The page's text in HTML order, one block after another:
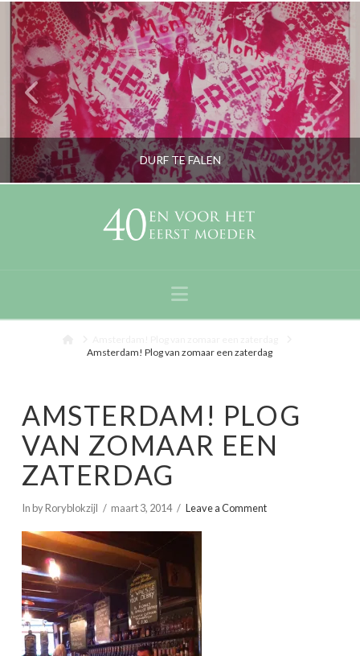
DURF TE FALEN
RORYBLOKZIJL
Navigation
Amsterdam! Plog van zomaar een zaterdag
AMSTERDAM! PLOG
VAN ZOMAAR EEN
ZATERDAG
In by Roryblokzijl maart 3, 2014 Leave a Comment